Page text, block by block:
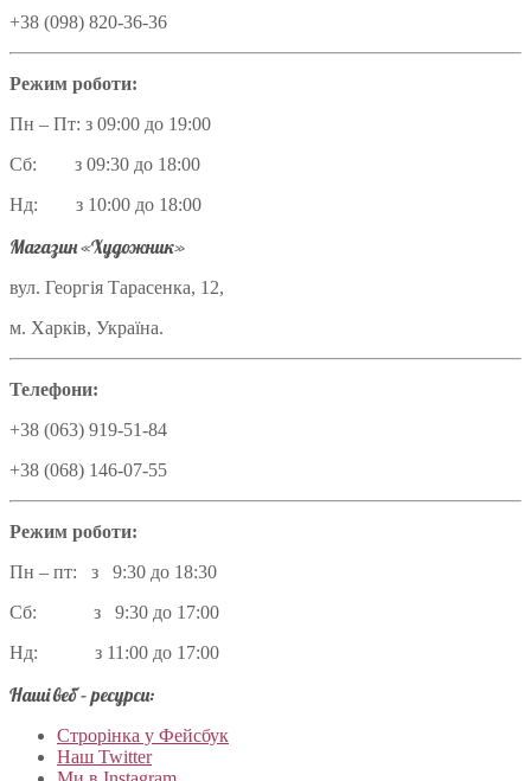
+38 (098) 820-36-36
Режим роботи:
Пн – Пт: з 09:00 до 19:00
Сб: з 09:30 до 18:00
Нд: з 10:00 до 18:00
Магазин «Художник»
вул. Георгія Тарасенка, 12,
м. Харків, Україна.
Телефони:
+38 (063) 919-51-84
+38 (068) 146-07-55
Режим роботи:
Пн – пт: з 9:30 до 18:30
Сб: з 9:30 до 17:00
Нд: з 11:00 до 17:00
Наші веб – ресурси:
Строрінка у Фейсбук
Наш Twitter